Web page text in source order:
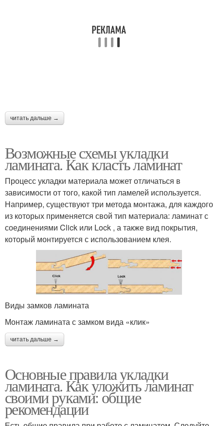
читать дальше →
Возможные схемы укладки
ламината. Как класть ламинат
Процесс укладки материала может отличаться в
зависимости от того, какой тип ламелей используется.
Например, существуют три метода монтажа, для каждого
из которых применяется свой тип материала: ламинат с
соединениями Click или Lock , а также вид покрытия,
который монтируется с использованием клея.
Виды замков ламината
Монтаж ламината с замком вида «клик»
читать дальше →
Основные правила укладки
ламината. Как уложить ламинат
своими руками: общие
рекомендации